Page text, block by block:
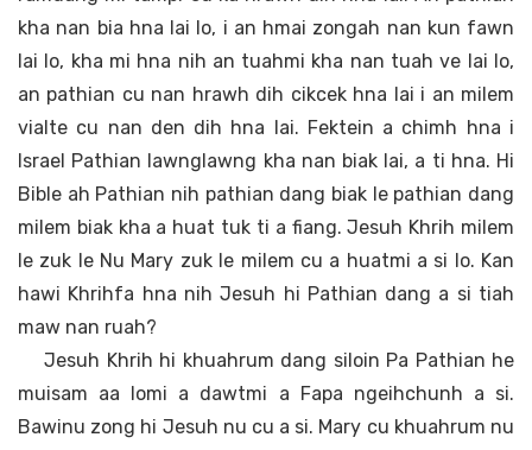
kha nan bia hna lai lo, i an hmai zongah nan kun fawn
lai lo, kha mi hna nih an tuahmi kha nan tuah ve lai lo,
an pathian cu nan hrawh dih cikcek hna lai i an milem
vialte cu nan den dih hna lai. Fektein a chimh hna i
Israel Pathian lawnglawng kha nan biak lai, a ti hna. Hi
Bible ah Pathian nih pathian dang biak le pathian dang
milem biak kha a huat tuk ti a fiang. Jesuh Khrih milem
le zuk le Nu Mary zuk le milem cu a huatmi a si lo. Kan
hawi Khrihfa hna nih Jesuh hi Pathian dang a si tiah
maw nan ruah?
Jesuh Khrih hi khuahrum dang siloin Pa Pathian he
muisam aa lomi a dawtmi a Fapa ngeihchunh a si.
Bawinu zong hi Jesuh nu cu a si. Mary cu khuahrum nu